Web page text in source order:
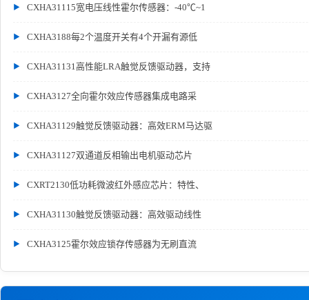
CXHA31115宽电压线性霍尔传感器：-40℃~1
CXHA3188每2个温度开关有4个开漏有源低
CXHA31131高性能LRA触觉反馈驱动器，支持
CXHA3127全向霍尔效应传感器集成电路采
CXHA31129触觉反馈驱动器：高效ERM马达驱
CXHA31127双通道反相输出电机驱动芯片
CXRT2130低功耗微波红外感应芯片：特性、
CXHA31130触觉反馈驱动器：高效驱动线性
CXHA3125霍尔效应锁存传感器为无刷直流